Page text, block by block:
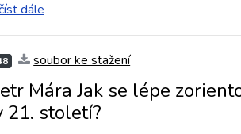
dále
soubor ke stažení
Mára Jak se lépe
21. století?